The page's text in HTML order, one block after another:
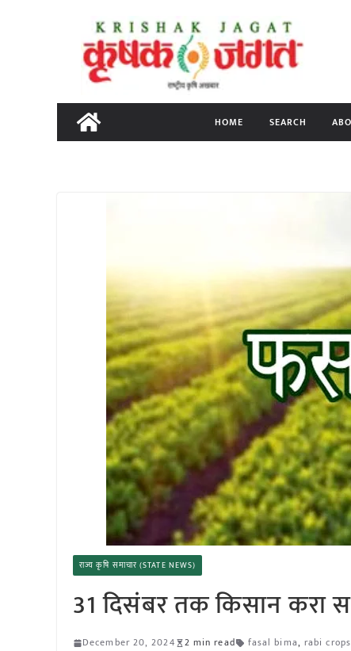
content
HOME SEARCH
राज्य कृषि समाचार (STATE NEWS)
31 दिसंबर तक किसान करा
December 20, 2024 2 min read fasal bima, rabi crops